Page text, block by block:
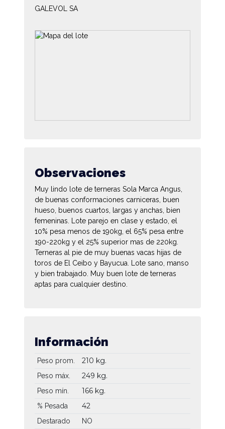
GALEVOL SA
Observaciones
Muy lindo lote de terneras Sola Marca Angus,
de buenas conformaciones carniceras, buen
hueso, buenos cuartos, largas y anchas, bien
femeninas. Lote parejo en clase y estado, el
10% pesa menos de 190kg, el 65% pesa entre
190-220kg y el 25% superior mas de 220kg.
Terneras al pie de muy buenas vacas hijas de
toros de El Ceibo y Bayucua. Lote sano, manso
y bien trabajado. Muy buen lote de terneras
aptas para cualquier destino.
Información
Peso prom. 210 kg.
Peso máx. 249 kg.
Peso mín. 166 kg.
% Pesada 42
Destarado NO